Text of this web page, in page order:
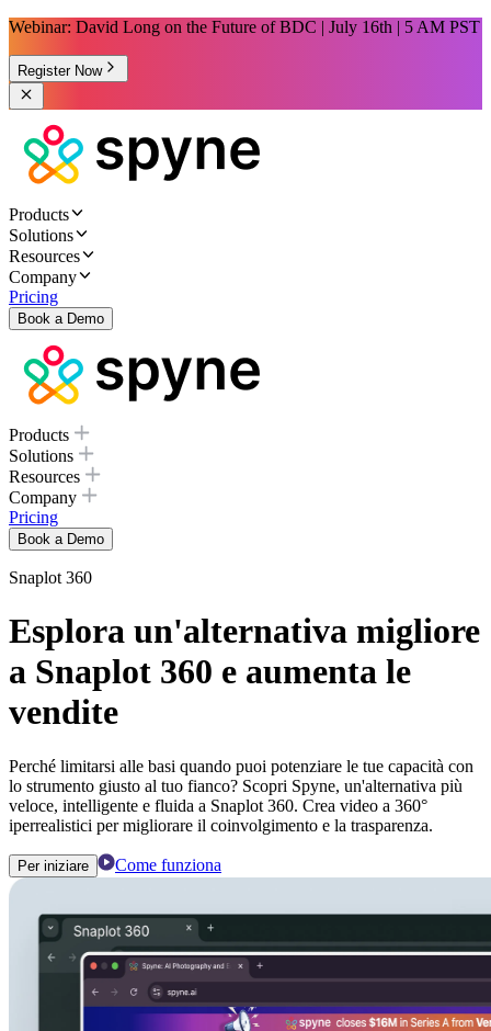
Webinar: David Long on the Future of BDC | July 16th | 5 AM PST
Register Now
Products
Solutions
Resources
Company
Pricing
Book a Demo
Products
Solutions
Resources
Company
Pricing
Book a Demo
Snaplot 360
Esplora un'alternativa migliore
a Snaplot 360 e aumenta le
vendite
Perché limitarsi alle basi quando puoi potenziare le tue capacità con
lo strumento giusto al tuo fianco? Scopri Spyne, un'alternativa più
veloce, intelligente e fluida a Snaplot 360. Crea video a 360°
iperrealistici per migliorare il coinvolgimento e la trasparenza.
Per iniziare Come funziona